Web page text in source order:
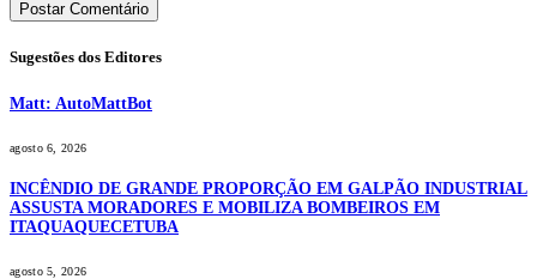
Sugestões dos Editores
Matt: AutoMattBot
agosto 6, 2026
INCÊNDIO DE GRANDE PROPORÇÃO EM GALPÃO INDUSTRIAL
ASSUSTA MORADORES E MOBILIZA BOMBEIROS EM
ITAQUAQUECETUBA
agosto 5, 2026